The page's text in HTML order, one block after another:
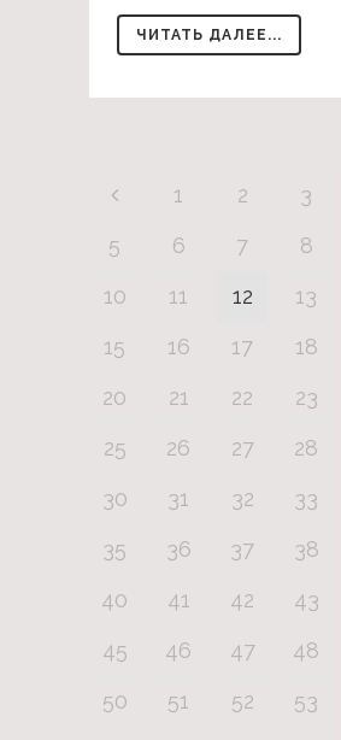
ЧИТАТЬ ДАЛЕЕ...
1 2 3
5
6 7 8
10
11 12 13
15
16 17 18
20
21 22 23
25
26 27 28
30
31 32 33
35
36 37 38
40
41 42 43
45
46 47 48
50
51 52 53